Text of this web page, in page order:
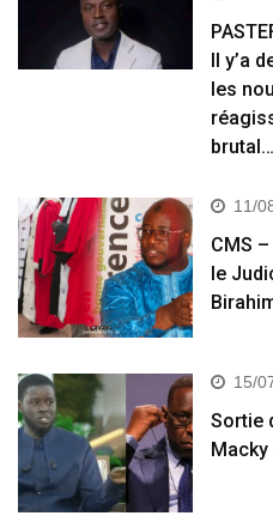
Il y’a
les
11/
CMS
le
15/
Sortie